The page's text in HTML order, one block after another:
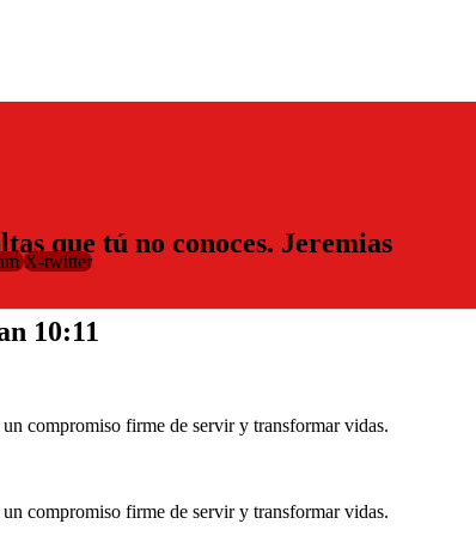
que tú no conoces. Jeremias
10:11
compromiso firme de servir y transformar vidas.
compromiso firme de servir y transformar vidas.
X-twitter